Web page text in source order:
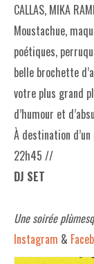
CALLAS, MIKA
Moustachue,
poétiques,
belle brochette
votre plus grand
d’humour et
À destination
22h45 //
DJ SET
Une soirée
Instagram &